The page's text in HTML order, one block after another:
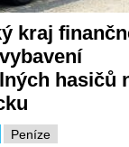
kraj
hasičů
Peníze